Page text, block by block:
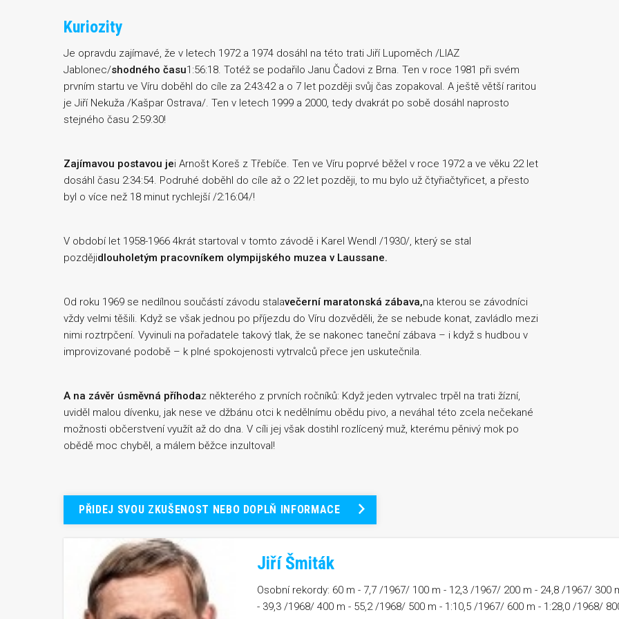
Kuriozity
Je opravdu zajímavé, že v letech 1972 a 1974 dosáhl na této trati Jiří Lupoměch /LIAZ
Jablonec/shodného času1:56:18. Totéž se podařilo Janu Čadovi z Brna. Ten v roce 1981 při svém
prvním startu ve Víru doběhl do cíle za 2:43:42 a o 7 let později svůj čas zopakoval. A ještě větší raritou
je Jiří Nekuža /Kašpar Ostrava/. Ten v letech 1999 a 2000, tedy dvakrát po sobě dosáhl naprosto
stejného času 2:59:30!
Zajímavou postavou jei Arnošt Koreš z Třebíče. Ten ve Víru poprvé běžel v roce 1972 a ve věku 22 let
dosáhl času 2:34:54. Podruhé doběhl do cíle až o 22 let později, to mu bylo už čtyřiačtyřicet, a přesto
byl o více než 18 minut rychlejší /2:16:04/!
V období let 1958-1966 4krát startoval v tomto závodě i Karel Wendl /1930/, který se stal
pozdějidlouholetým pracovníkem olympijského muzea v Laussane.
Od roku 1969 se nedílnou součástí závodu stalavečerní maratonská zábava,na kterou se závodníci
vždy velmi těšili. Když se však jednou po příjezdu do Víru dozvěděli, že se nebude konat, zavládlo mezi
nimi roztrpčení. Vyvinuli na pořadatele takový tlak, že se nakonec taneční zábava – i když s hudbou v
improvizované podobě – k plné spokojenosti vytrvalců přece jen uskutečnila.
A na závěr úsměvná příhodaz některého z prvních ročníků: Když jeden vytrvalec trpěl na trati žízní,
uviděl malou dívenku, jak nese ve džbánu otci k nedělnímu obědu pivo, a neváhal této zcela nečekané
možnosti občerstvení využít až do dna. V cíli jej však dostihl rozlícený muž, kterému pěnivý mok po
obědě moc chyběl, a málem běžce inzultoval!
PŘIDEJ SVOU ZKUŠENOST NEBO DOPLŇ INFORMACE
Jiří Šmiták
Osobní rekordy: 60 m - 7,7 /1967/ 100 m - 12,3 /1967/ 200 m - 24,8 /1967/ 300
- 39,3 /1968/ 400 m - 55,2 /1968/ 500 m - 1:10,5 /1967/ 600 m - 1:28,0 /1968/